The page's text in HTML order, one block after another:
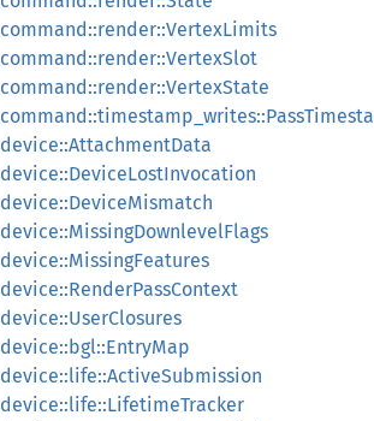
command::render::VertexLimits
command::render::VertexSlot
command::render::VertexState
device::AttachmentData
device::DeviceLostInvocation
device::DeviceMismatch
device::MissingDownlevelFlags
device::MissingFeatures
device::RenderPassContext
device::UserClosures
device::bgl::EntryMap
device::life::ActiveSubmission
device::life::LifetimeTracker